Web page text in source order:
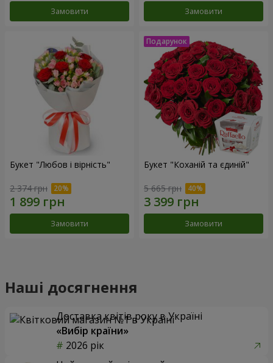
Замовити Замовити
Букет "Любов і вірність"
2 374 грн
Замовити
Букет "Коханій та єдиній"
5 665 грн
Замовити
Наші досягнення
Доставка квітів року в Україні
«Вибір країни»
2026 рік